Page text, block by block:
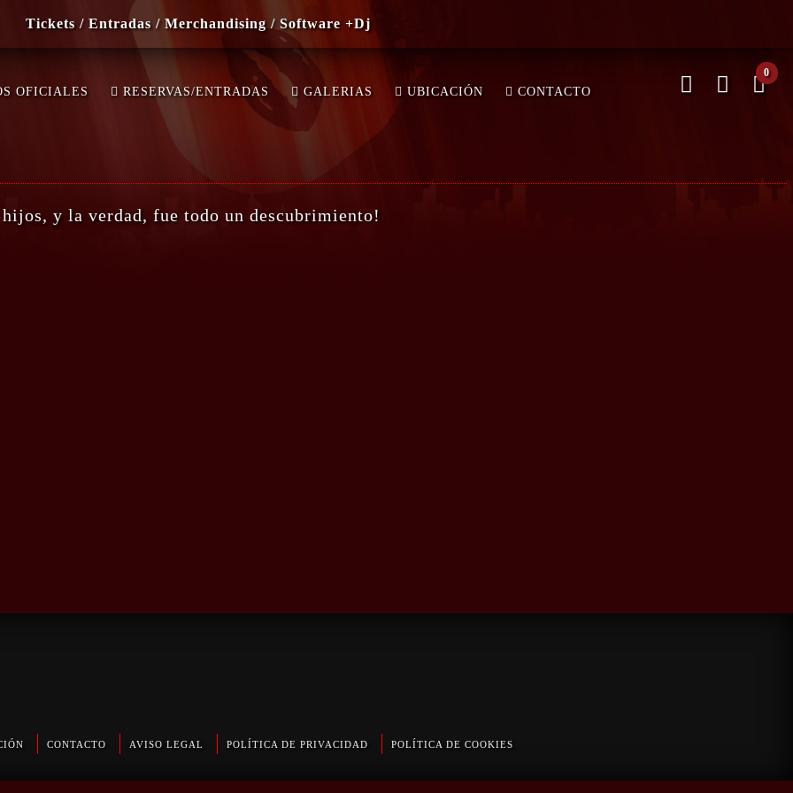
Tickets / Entradas / Merchandising / Software +Dj
OFICIALES RESERVAS/ENTRADAS GALERIAS UBICACIÓN CONTACTO
0
y la verdad, fue todo un descubrimiento!
CONTACTO AVISO LEGAL POLÍTICA DE PRIVACIDAD POLÍTICA DE COOKIES